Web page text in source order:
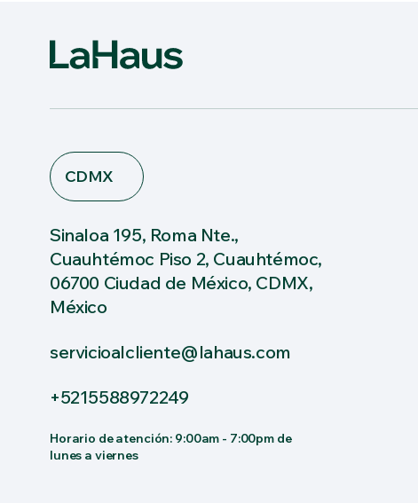
CDMX
Sinaloa 195, Roma Nte.,
Cuauhtémoc Piso 2, Cuauhtémoc,
06700 Ciudad de México, CDMX,
México
servicioalcliente@lahaus.com
+5215588972249
Horario de atención: 9:00am - 7:00pm de
lunes a viernes